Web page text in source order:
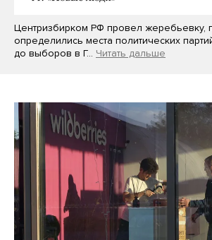
Центризбирком РФ провел жеребьевку,
определились места политических
до выборов в Г… Читать дальше